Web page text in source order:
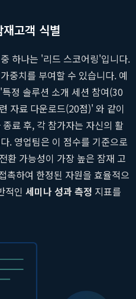
고객 식별
하나는 '리드 스코어링'입니다.
중치를 부여할 수 있습니다. 예
정 솔루션 소개 세션 참여(30
자료 다운로드(20점)' 와 같이
료 후, 각 참가자는 자신의 활
. 영업팀은 이 점수를 기준으로
환 가능성이 가장 높은 잠재 고
하여 한정된 자원을 효율적으
적인 세미나 성과 측정 지표를
는 실질적인 전략입니다.
리포팅
는 이벤터스의 실시간 대시보드
인기도, 실시간 Q&A 및 투표 결